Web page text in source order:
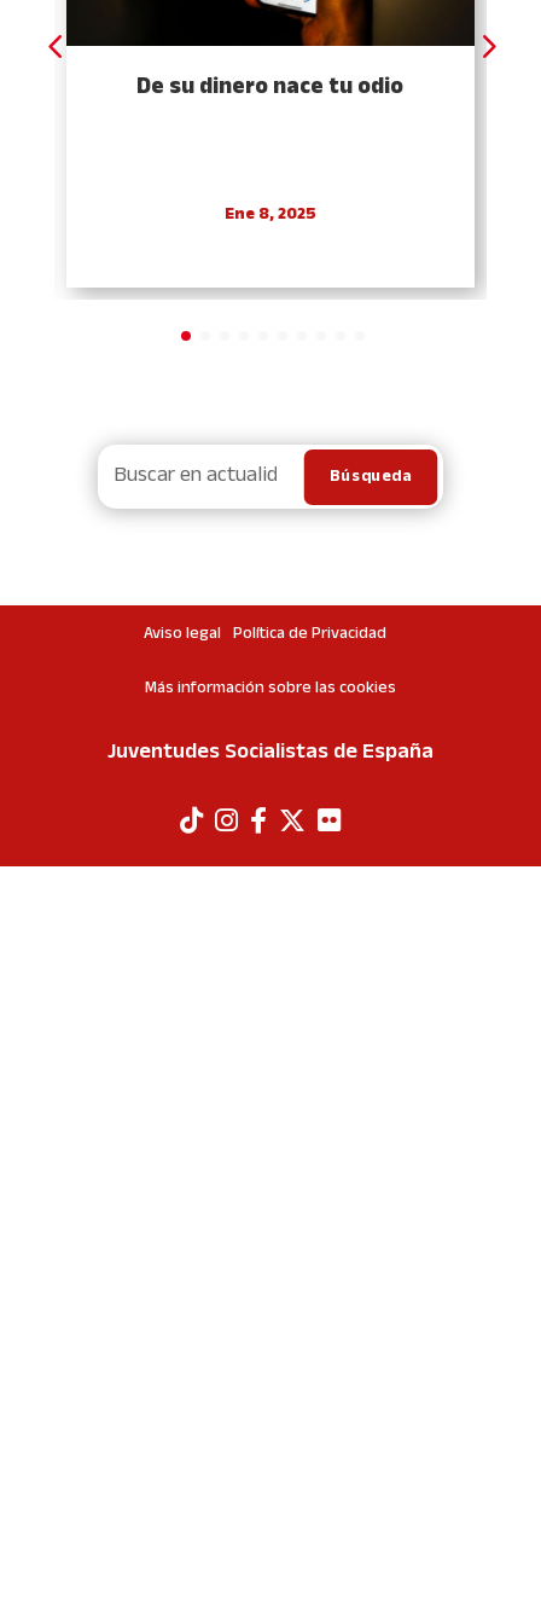
De su dinero nace tu odio
Ene 8, 2025
Aviso legal Política de Privacidad
Más información sobre las cookies
Juventudes Socialistas de España